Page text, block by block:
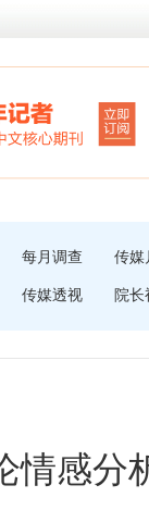
每月调查 传媒
传媒透视 院长
情感分